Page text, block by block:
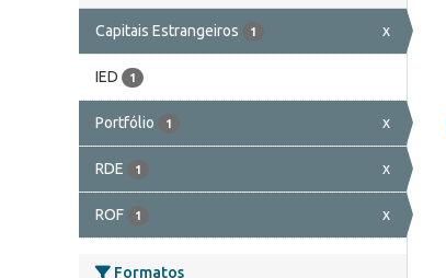
Capitais Estrangeiros 1 x
IED 1
Portfólio 1 x
RDE 1 x
ROF 1 x
Formatos